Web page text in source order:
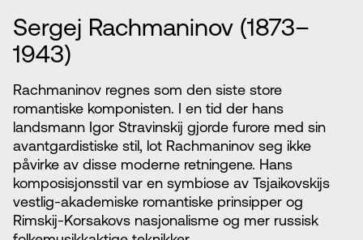
Sergej Rachmaninov (1873–
1943)
Rachmaninov regnes som den siste store
romantiske komponisten. I en tid der hans
landsmann Igor Stravinskij gjorde furore med sin
avantgardistiske stil, lot Rachmaninov seg ikke
påvirke av disse moderne retningene. Hans
komposisjonsstil var en symbiose av Tsjaikovskijs
vestlig-akademiske romantiske prinsipper og
Rimskij-Korsakovs nasjonalisme og mer russisk